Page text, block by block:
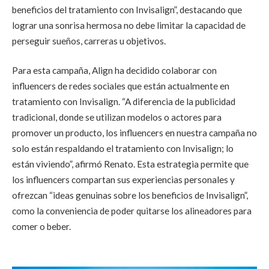
beneficios del tratamiento con Invisalign”, destacando que
lograr una sonrisa hermosa no debe limitar la capacidad de
perseguir sueños, carreras u objetivos.
Para esta campaña, Align ha decidido colaborar con
influencers de redes sociales que están actualmente en
tratamiento con Invisalign. “A diferencia de la publicidad
tradicional, donde se utilizan modelos o actores para
promover un producto, los influencers en nuestra campaña no
solo están respaldando el tratamiento con Invisalign; lo
están viviendo”, afirmó Renato. Esta estrategia permite que
los influencers compartan sus experiencias personales y
ofrezcan “ideas genuinas sobre los beneficios de Invisalign”,
como la conveniencia de poder quitarse los alineadores para
comer o beber.